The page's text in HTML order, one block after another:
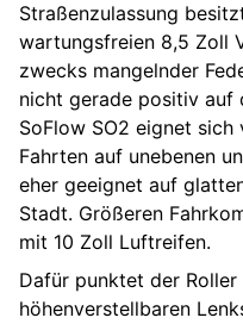
Straßenzulassung
wartungsfreien 8,5 Zoll
zwecks mangelnder
nicht gerade positiv auf
SoFlow SO2 eignet
Fahrten auf unebenen
eher geeignet auf
Stadt. Größeren
mit 10 Zoll Luftreifen.
Dafür punktet der
höhenverstellbaren